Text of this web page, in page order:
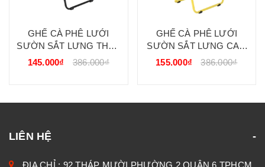
GHẾ CÀ PHÊ LƯỚI
SƯỜN SẮT LƯNG THẤP
DALAT TRENT
145.000₫ 386.000₫
GHẾ CÀ PHÊ LƯỚI
SƯỜN SẮT LƯNG CAO
DALAT TRENT
155.000₫ 386.000₫
LIÊN HỆ
ĐỊA CHỈ : 92 THÁP MƯỜI PHƯỜNG 2 QUẬN 6 TPHCM